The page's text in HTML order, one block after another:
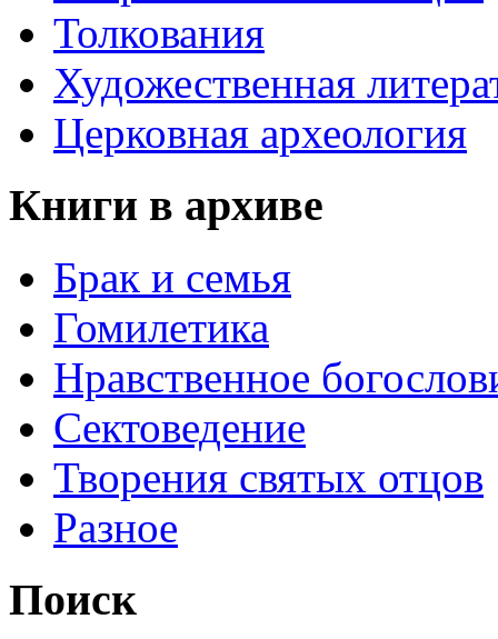
Толкования
Художественная
Церковная археология
Книги в архиве
Брак и семья
Гомилетика
Нравственное
Сектоведение
Творения святых отцов
Разное
Поиск